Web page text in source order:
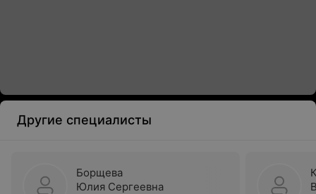
Другие специалисты
Борщева
Юлия Сергеевна